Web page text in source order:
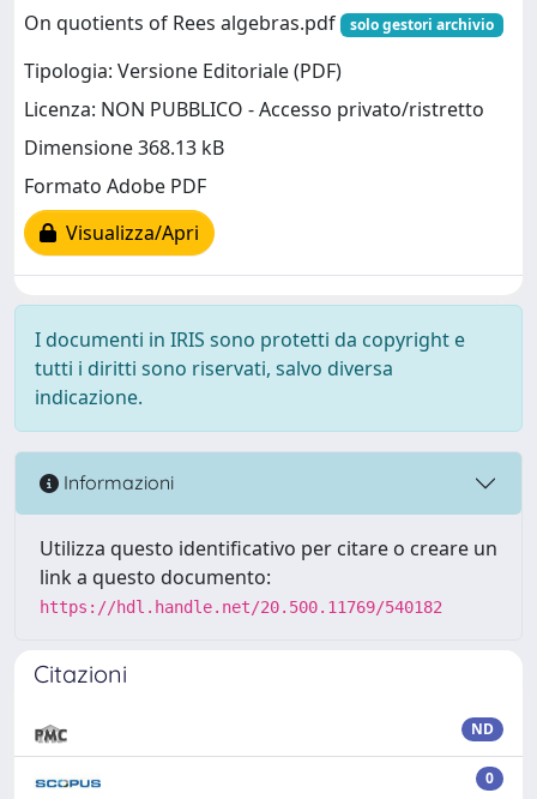
On quotients of Rees algebras.pdf solo gestori archivio
Tipologia: Versione Editoriale (PDF)
Licenza: NON PUBBLICO - Accesso privato/ristretto
Dimensione 368.13 kB
Formato Adobe PDF
Visualizza/Apri
I documenti in IRIS sono protetti da copyright e
tutti i diritti sono riservati, salvo diversa
indicazione.
Informazioni
Utilizza questo identificativo per citare o creare un
link a questo documento:
https://hdl.handle.net/20.500.11769/540182
Citazioni
ND
0